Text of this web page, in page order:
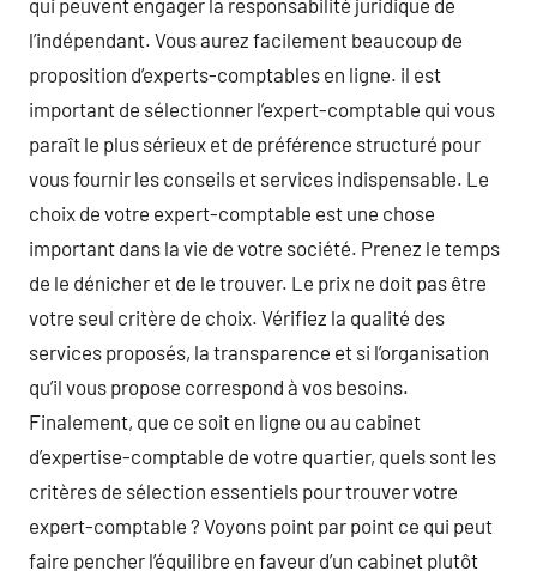
l’indépendant. Vous aurez facilement beaucoup de
proposition d’experts-comptables en ligne. il est
important de sélectionner l’expert-comptable qui vous
paraît le plus sérieux et de préférence structuré pour
vous fournir les conseils et services indispensable. Le
choix de votre expert-comptable est une chose
important dans la vie de votre société. Prenez le temps
de le dénicher et de le trouver. Le prix ne doit pas être
votre seul critère de choix. Vérifiez la qualité des
services proposés, la transparence et si l’organisation
qu’il vous propose correspond à vos besoins.
Finalement, que ce soit en ligne ou au cabinet
d’expertise-comptable de votre quartier, quels sont les
critères de sélection essentiels pour trouver votre
expert-comptable ? Voyons point par point ce qui peut
faire pencher l’équilibre en faveur d’un cabinet plutôt